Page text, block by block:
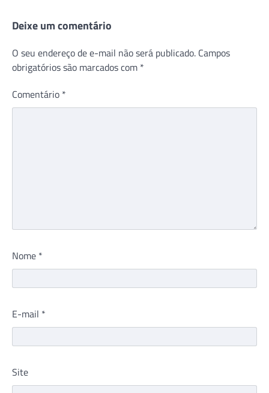
Deixe um comentário
O seu endereço de e-mail não será publicado. Campos
obrigatórios são marcados com *
Comentário *
Nome *
E-mail *
Site